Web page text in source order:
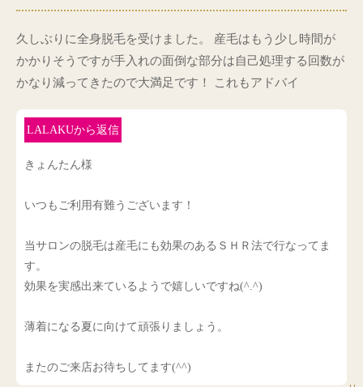
久しぶりに全身脱毛を受けました。 産毛はもう少し時間が
かかりそうですが手入れの面倒な部分は自己処理する回数が
かなり減ってきたので大満足です！ これもアドバイ
LALAKUから返信
きょんたん様
いつもご利用有難うございます！
当サロンの脱毛は産毛にも効果のあるＳＨＲ法で行なってま
す。
効果を実感出来ているようで嬉しいですね(^.^)
薄着になる夏に向けて頑張りましょう。
またのご来店お待ちしてます(^^)